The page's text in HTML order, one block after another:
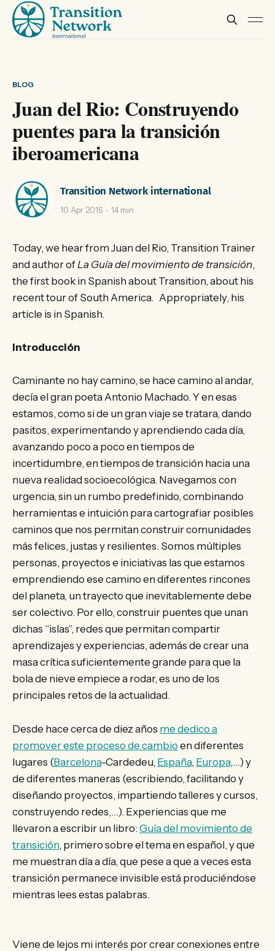
BLOG
Juan del Rio: Construyendo
puentes para la transición
iberoamericana
Transition Network international
10 Apr 2016 14 min
Today, we hear from Juan del Rio, Transition Trainer
and author ofLa Guía del movimiento de transición,
the first book in Spanish about Transition, about his
recent tour of South America. Appropriately, his
article is in Spanish.
Introducción
Caminante no hay camino, se hace camino al andar,
decía el gran poeta Antonio Machado. Y en esas
estamos, como si de un gran viaje se tratara, dando
pasitos, experimentando y aprendiendo cada día,
avanzando poco a poco en tiempos de
incertidumbre, en tiempos de transición hacia una
nueva realidad socioecológica. Navegamos con
urgencia, sin un rumbo predefinido, combinando
herramientas e intuición para cartografiar posibles
caminos que nos permitan construir comunidades
más felices, justas y resilientes. Somos múltiples
personas, proyectos e iniciativas las que estamos
emprendiendo ese camino en diferentes rincones
del planeta, un trayecto que inevitablemente debe
ser colectivo. Por ello, construir puentes que unan
dichas “islas”, redes que permitan compartir
aprendizajes y experiencias, además de crear una
masa crítica suficientemente grande para que la
bola de nieve empiece a rodar, es uno de los
principales retos de la actualidad.
Desde hace cerca de diez años me dedico a
promover este proceso de cambio en diferentes
lugares (Barcelona-Cardedeu, España, Europa,…) y
de diferentes maneras (escribiendo, facilitando y
diseñando proyectos, impartiendo talleres y cursos,
construyendo redes,…). Experiencias que me
llevaron a escribir un libro:Guía del movimiento de
transición, primero sobre el tema en español, y que
me muestran día a día, que pese a que a veces esta
transición permanece invisible está produciéndose
mientras lees estas palabras.
Viene de lejos mi interés por crear conexiones entre